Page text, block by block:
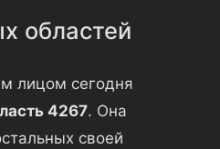
областей
лицом сегодня
4267. Она
своей